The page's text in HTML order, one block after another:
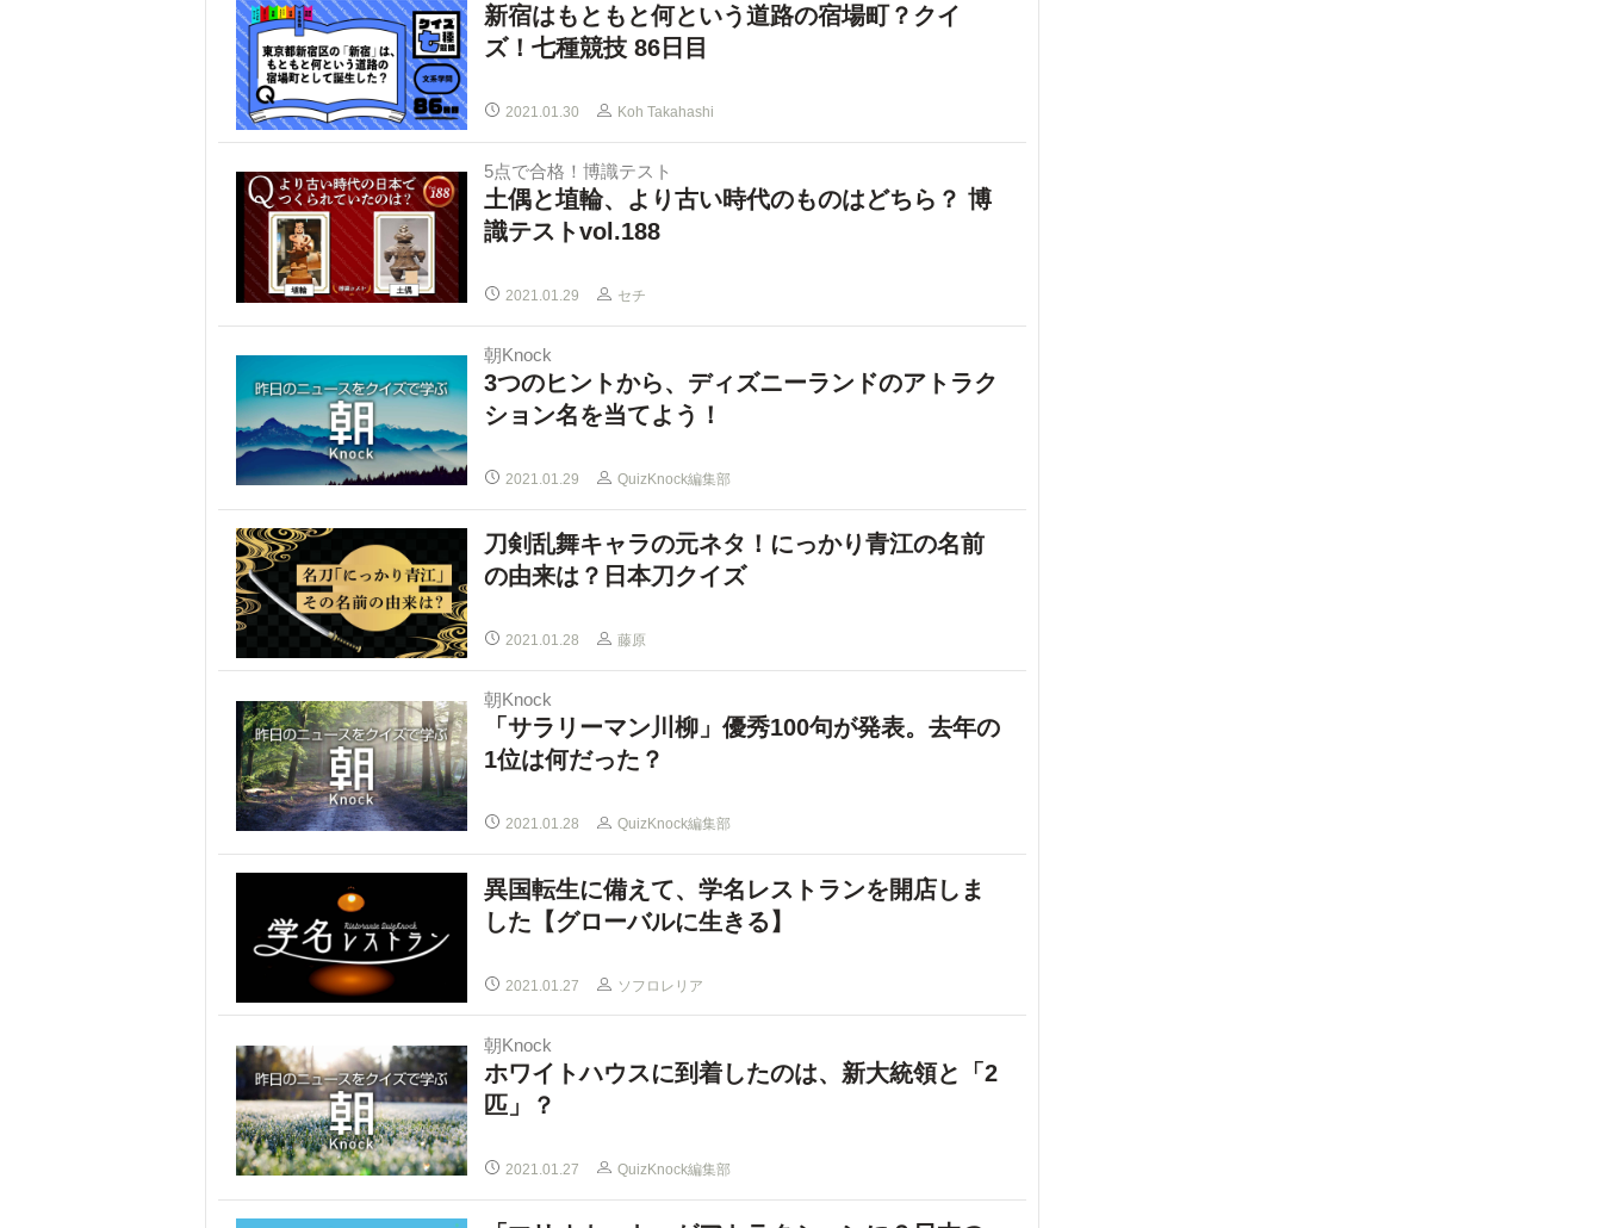
新宿はもともと何という道路の宿場町？クイ
ズ！七種競技 86日目
2021.01.30 Koh Takahashi
5点で合格！博識テスト
土偶と埴輪、より古い時代のものはどちら？ 博
識テストvol.188
2021.01.29 セチ
朝Knock
3つのヒントから、ディズニーランドのアトラク
ション名を当てよう！
2021.01.29 QuizKnock編集部
刀剣乱舞キャラの元ネタ！にっかり青江の名前
の由来は？日本刀クイズ
2021.01.28 藤原
朝Knock
「サラリーマン川柳」優秀100句が発表。去年の
1位は何だった？
2021.01.28 QuizKnock編集部
異国転生に備えて、学名レストランを開店しま
した【グローバルに生きる】
2021.01.27 ソフロレリア
朝Knock
ホワイトハウスに到着したのは、新大統領と「2
匹」？
2021.01.27 QuizKnock編集部